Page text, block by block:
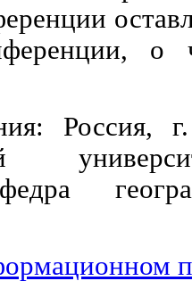
о
Россия,